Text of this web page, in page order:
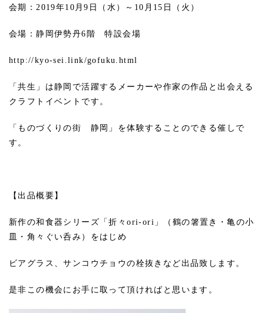
会期：2019年10月9日（水）～10月15日（火）
会場：静岡伊勢丹6階 特設会場
http://kyo-sei.link/gofuku.html
「共生」は静岡で活躍するメーカーや作家の作品と出会える
クラフトイベントです。
「ものづくりの街 静岡」を体験することのできる催しで
す。
【出品概要】
新作の和食器シリーズ「折々ori-ori」（鶴の箸置き・亀の小
皿・角々ぐい呑み）をはじめ
ビアグラス、サンコウチョウの栓抜きなど出品致します。
是非この機会にお手に取って頂ければと思います。